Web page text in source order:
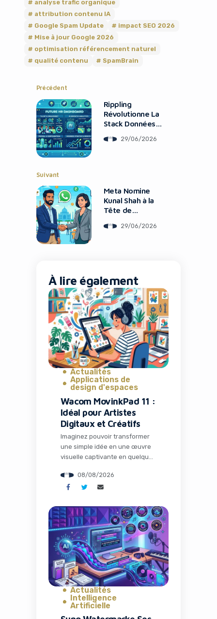
analyse trafic organique
attribution contenu IA
Google Spam Update
impact SEO 2026
Mise à jour Google 2026
optimisation référencement naturel
qualité contenu
SpamBrain
Précédent
Rippling
Révolutionne La
Stack Données
29/06/2026
Suivant
Meta Nomine
Kunal Shah à la
Tête de
29/06/2026
À lire également
Actualités
Applications de
design d'espaces
Wacom MovinkPad 11 :
Idéal pour Artistes
Digitaux et Créatifs
Imaginez pouvoir transformer
une simple idée en une œuvre
visuelle captivante en quelques
canapé ou votre bureau
nomade. Dans un monde où le
sur les réseaux sociaux et les
campagnes marketing,
disposer du bon outil peut faire
toute la différence entre un
projet amateur et une […]
08/08/2026
Actualités
Intelligence
Artificielle